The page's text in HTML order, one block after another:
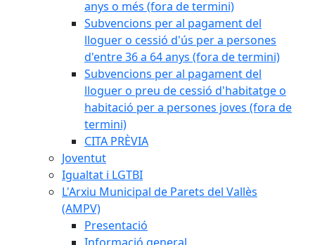
anys o més (fora de termini)
Subvencions per al pagament del
lloguer o cessió d'ús per a persones
d'entre 36 a 64 anys (fora de termini)
Subvencions per al pagament del
lloguer o preu de cessió d'habitatge o
habitació per a persones joves (fora de
termini)
CITA PRÈVIA
Joventut
Igualtat i LGTBI
L'Arxiu Municipal de Parets del Vallès
(AMPV)
Presentació